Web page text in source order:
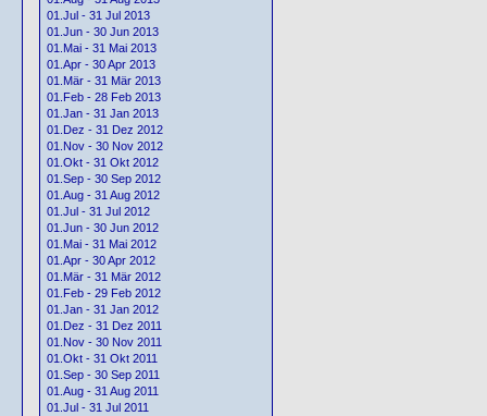
01.Jul - 31 Jul 2013
01.Jun - 30 Jun 2013
01.Mai - 31 Mai 2013
01.Apr - 30 Apr 2013
01.Mär - 31 Mär 2013
01.Feb - 28 Feb 2013
01.Jan - 31 Jan 2013
01.Dez - 31 Dez 2012
01.Nov - 30 Nov 2012
01.Okt - 31 Okt 2012
01.Sep - 30 Sep 2012
01.Aug - 31 Aug 2012
01.Jul - 31 Jul 2012
01.Jun - 30 Jun 2012
01.Mai - 31 Mai 2012
01.Apr - 30 Apr 2012
01.Mär - 31 Mär 2012
01.Feb - 29 Feb 2012
01.Jan - 31 Jan 2012
01.Dez - 31 Dez 2011
01.Nov - 30 Nov 2011
01.Okt - 31 Okt 2011
01.Sep - 30 Sep 2011
01.Aug - 31 Aug 2011
01.Jul - 31 Jul 2011